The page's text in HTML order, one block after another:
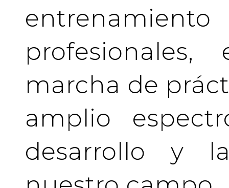
marcha de
amplio
desarrollo y